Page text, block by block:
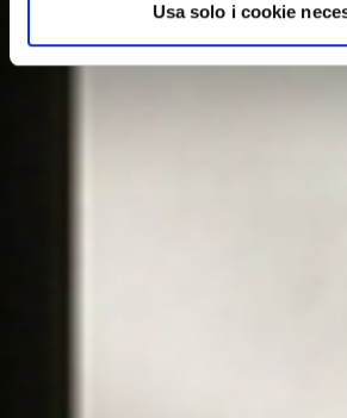
Usa solo i cookie